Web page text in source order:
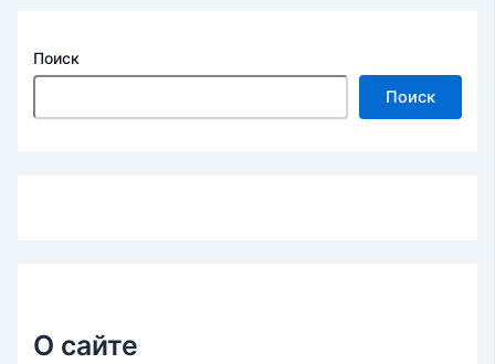
Поиск
Поиск
О сайте